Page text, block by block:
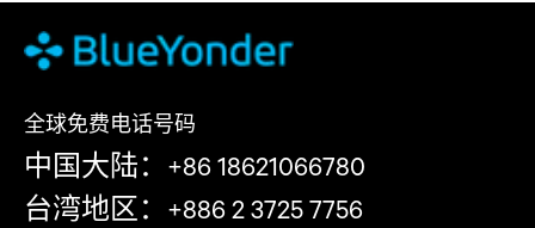
全球免费电话号码
中国大陆：+86 18621066780
台湾地区：+886 2 3725 7756